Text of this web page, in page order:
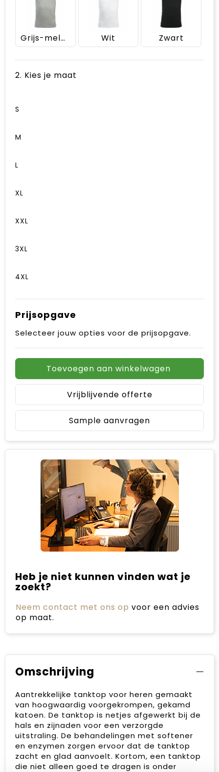
Grijs-melange Wit Zwart
2. Kies je maat
S
M
L
XL
XXL
3XL
4XL
Prijsopgave
Selecteer jouw opties voor de prijsopgave.
Toevoegen aan winkelwagen
Vrijblijvende offerte
Sample aanvragen
Heb je niet kunnen vinden wat je
zoekt?
Neem contact met ons op voor een advies
op maat.
Omschrijving
Aantrekkelijke tanktop voor heren gemaakt
van hoogwaardig voorgekrompen, gekamd
katoen. De tanktop is netjes afgewerkt bij de
hals en zijnaden voor een verzorgde
uitstraling. De behandelingen met softener
en enzymen zorgen ervoor dat de tanktop
zacht en glad aanvoelt. Kortom, een tanktop
die niet alleen goed te dragen is onder